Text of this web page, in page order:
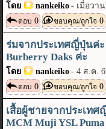
โดย nankeiko - เมื่อวา
ตอบ 0 ขอบคุณ/ถูกใจ 0
ร่มจากประเทศญี่ปุ่นค่ะ
Burberry Daks ค่ะ
โดย nankeiko -4 ส.ค.
ตอบ 0 ขอบคุณ/ถูกใจ 0
เสื้อผู้ชายจากประเทศ
MCM Muji YSL